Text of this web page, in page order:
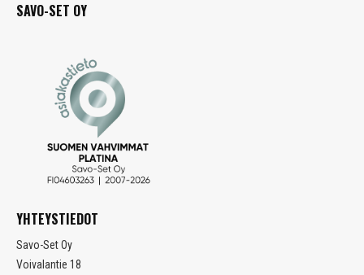
SAVO-SET OY
YHTEYSTIEDOT
Savo-Set Oy
Voivalantie 18